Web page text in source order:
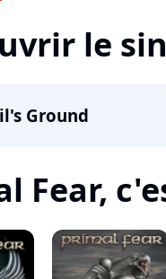
le
Ground
Fear,